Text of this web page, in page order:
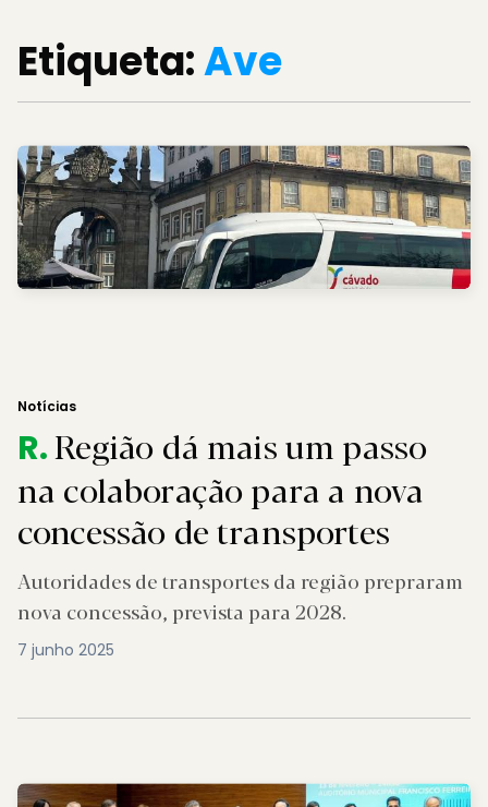
Etiqueta:Ave
Notícias
R.Região dá mais um passo
na colaboração para a nova
concessão de transportes
Autoridades de transportes da região prepraram
nova concessão, prevista para 2028.
7 junho 2025